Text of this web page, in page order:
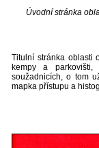
Úvodní stránka
Titulní stránka oblasti
kempy a
soužadnicích, o tom
mapka přístupu a